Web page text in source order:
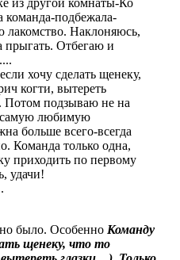
из другой комнаты-Ко
команда-подбежала-
лакомство. Наклоняюсь,
прыгать. Отбегаю и
хочу сделать щенеку,
когти, вытереть
Потом подзываю не на
самую любимую
больше всего-всегда
Команда только одна,
приходить по первому
удачи!
было. Особенно Команду
щенеку, что то